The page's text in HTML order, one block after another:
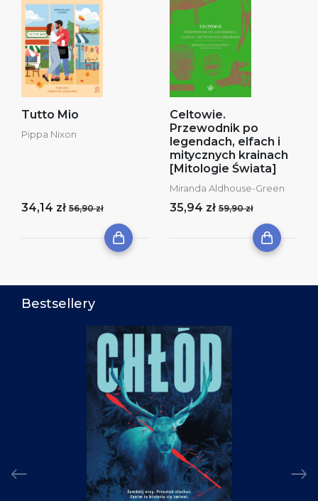
Tutto Mio
Pippa Nixon
34,14 zł 56,90 zł
Celtowie.
Przewodnik po
legendach, elfach i
mitycznych krainach
[Mitologie Świata]
Miranda Aldhouse-Green
35,94 zł 59,90 zł
Bestsellery